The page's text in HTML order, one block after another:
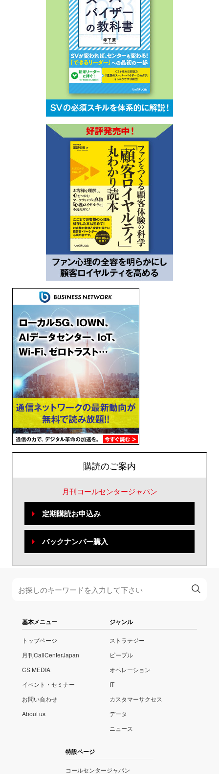
購読のご案内
月刊コールセンタージャパン
定期購読お申込み
バックナンバー購入
基本メニュー
トップページ
月刊CallCenterJapan
CS MEDIA
イベント・セミナー
お問い合わせ
About us
ジャンル
ストラテジー
ピープル
オペレーション
IT
カスタマーサクセス
データ
ニュース
特設ページ
コールセンタージャパン